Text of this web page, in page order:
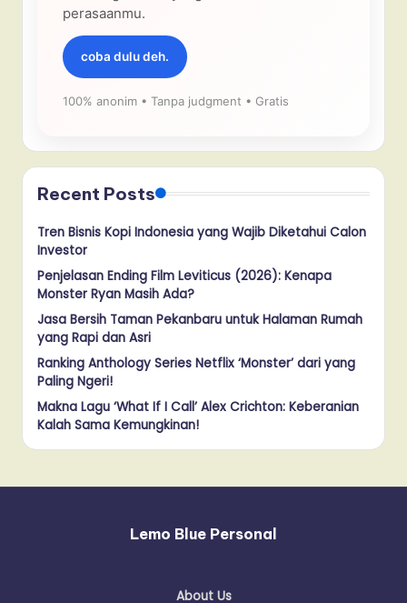
perasaanmu.
coba dulu deh.
100% anonim • Tanpa judgment • Gratis
Recent Posts
Tren Bisnis Kopi Indonesia yang Wajib Diketahui Calon
Investor
Penjelasan Ending Film Leviticus (2026): Kenapa
Monster Ryan Masih Ada?
Jasa Bersih Taman Pekanbaru untuk Halaman Rumah
yang Rapi dan Asri
Ranking Anthology Series Netflix ‘Monster’ dari yang
Paling Ngeri!
Makna Lagu ‘What If I Call’ Alex Crichton: Keberanian
Kalah Sama Kemungkinan!
Lemo Blue Personal
About Us